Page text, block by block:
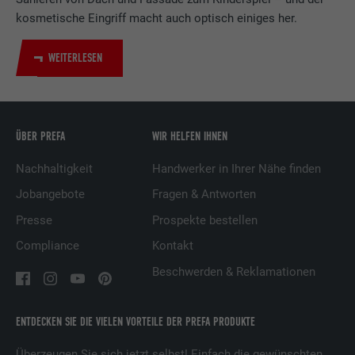
kosmetische Eingriff macht auch optisch einiges her.
WEITERLESEN
ENTDECKEN SIE DIE VIELEN VORTEILE DER PREFA PRODUKTE
ÜBER PREFA
Nachhaltigkeit
Jobangebote
Presse
Compliance
WIR HELFEN IHNEN
Handwerker in Ihrer Nähe finden
Fragen & Antworten
Prospekte bestellen
Kontakt
Beschwerden & Reklamationen
Name
Zweck
Verwendet vom Social-Networking-Dienst
Verwendung von eingebetteten
Dienstleistungen.
UserMatchHistory